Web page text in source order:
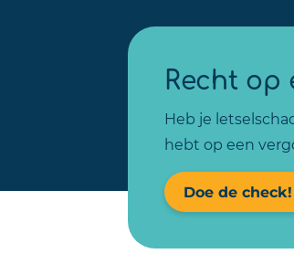
Recht op
Heb je
hebt op een
Doe de check!